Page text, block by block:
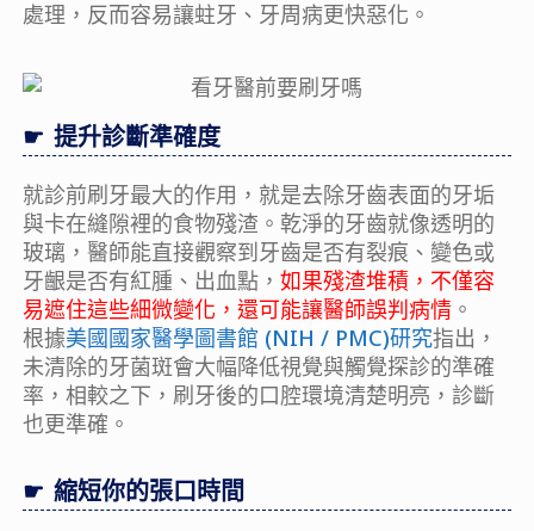
處理，反而容易讓蛀牙、牙周病更快惡化。
提升診斷準確度
就診前刷牙最大的作用，就是去除牙齒表面的牙垢
與卡在縫隙裡的食物殘渣。乾淨的牙齒就像透明的
玻璃，醫師能直接觀察到牙齒是否有裂痕、變色或
牙齦是否有紅腫、出血點，如果殘渣堆積，不僅容
易遮住這些細微變化，還可能讓醫師誤判病情 。
根據美國國家醫學圖書館 (NIH / PMC)研究指出，
未清除的牙菌斑會大幅降低視覺與觸覺探診的準確
率，相較之下，刷牙後的口腔環境清楚明亮，診斷
也更準確。
縮短你的張口時間